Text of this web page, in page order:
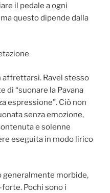
il pedale a ogni
questo dipende dalla
affrettarsi. Ravel stesso
di “suonare la Pavana
espressione”. Ciò non
senza emozione,
e solenne
eseguita in modo lirico
generalmente morbide,
Pochi sono i